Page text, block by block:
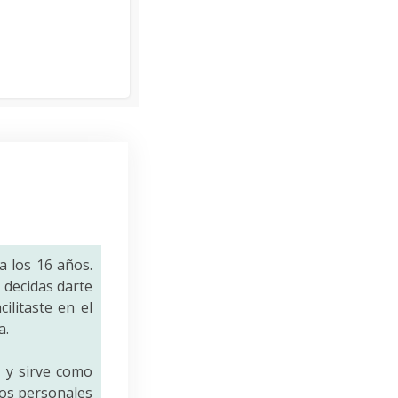
los 16 años.
darte
en el
y sirve como
personales